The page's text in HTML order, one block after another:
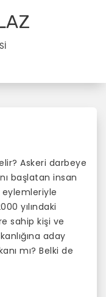
Askeri darbeye
başlatan insan
yılındaki
sahip kişi ve
aday
mı? Belki de